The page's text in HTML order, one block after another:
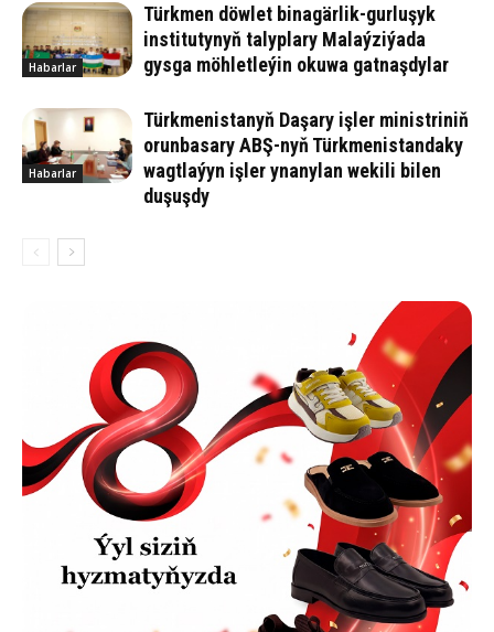
Habarlar
Türkmen döwlet binagärlik-gurluşyk
institutynyň talyplary Malaýziýada
gysga möhletleýin okuwa gatnaşdylar
Habarlar
Türkmenistanyň Daşary işler ministriniň
orunbasary ABŞ-nyň Türkmenistandaky
wagtlaýyn işler ynanylan wekili bilen
duşuşdy